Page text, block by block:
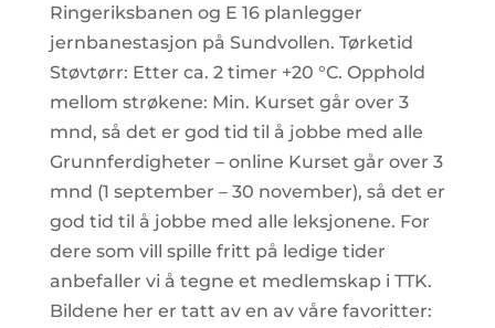
Ringeriksbanen og E 16 planlegger
jernbanestasjon på Sundvollen. Tørketid
Støvtørr: Etter ca. 2 timer +20 °C. Opphold
mellom strøkene: Min. Kurset går over 3
mnd, så det er god tid til å jobbe med alle
Grunnferdigheter – online Kurset går over 3
mnd (1 september – 30 november), så det er
god tid til å jobbe med alle leksjonene. For
dere som vill spille fritt på ledige tider
anbefaller vi å tegne et medlemskap i TTK.
Bildene her er tatt av en av våre favoritter: